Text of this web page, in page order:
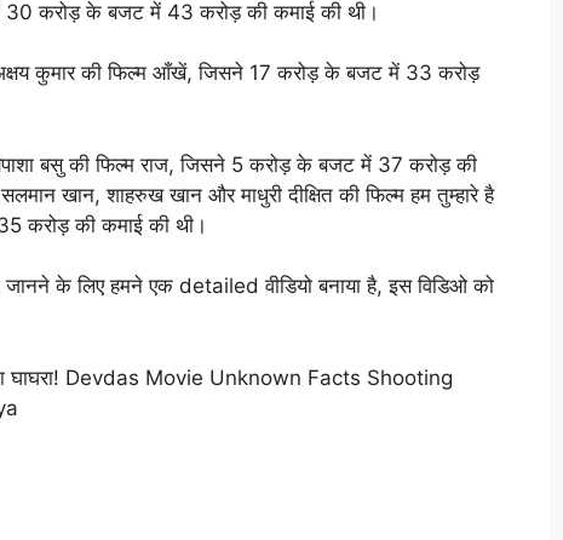
30 करोड़ के बजट में 43 करोड़ की कमाई की थी।
कुमार की फिल्म आँखें, जिसने 17 करोड़ के बजट में 33 करोड़
बसु की फिल्म राज, जिसने 5 करोड़ के बजट में 37 करोड़ की
खान, शाहरुख खान और माधुरी दीक्षित की फिल्म हम तुम्हारे है
करोड़ की कमाई की थी।
के लिए हमने एक detailed वीडियो बनाया है, इस विडिओ को